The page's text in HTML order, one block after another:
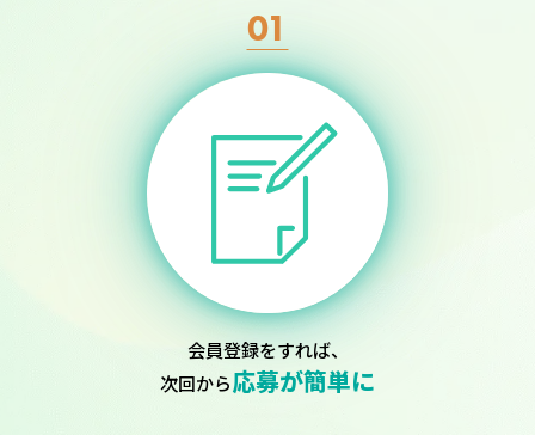
01
会員登録をすれば、
次回から応募が簡単に